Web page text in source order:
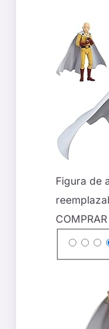
Figura de
COMPRAR